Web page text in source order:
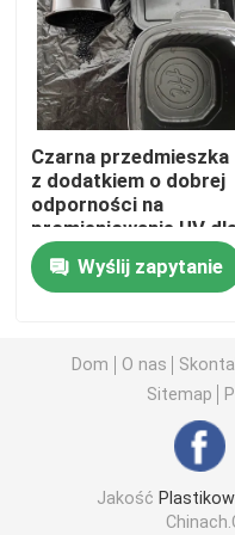
wtryskarka do
Forma wtryskowa z
Powłoki I Farby
Surowce
Czarna przedmieszka
z dodatkiem o dobrej
odporności na
promieniowanie UV dla
barwników
Wyślij zapytanie
Dom O nas
Sitemap
Jakość